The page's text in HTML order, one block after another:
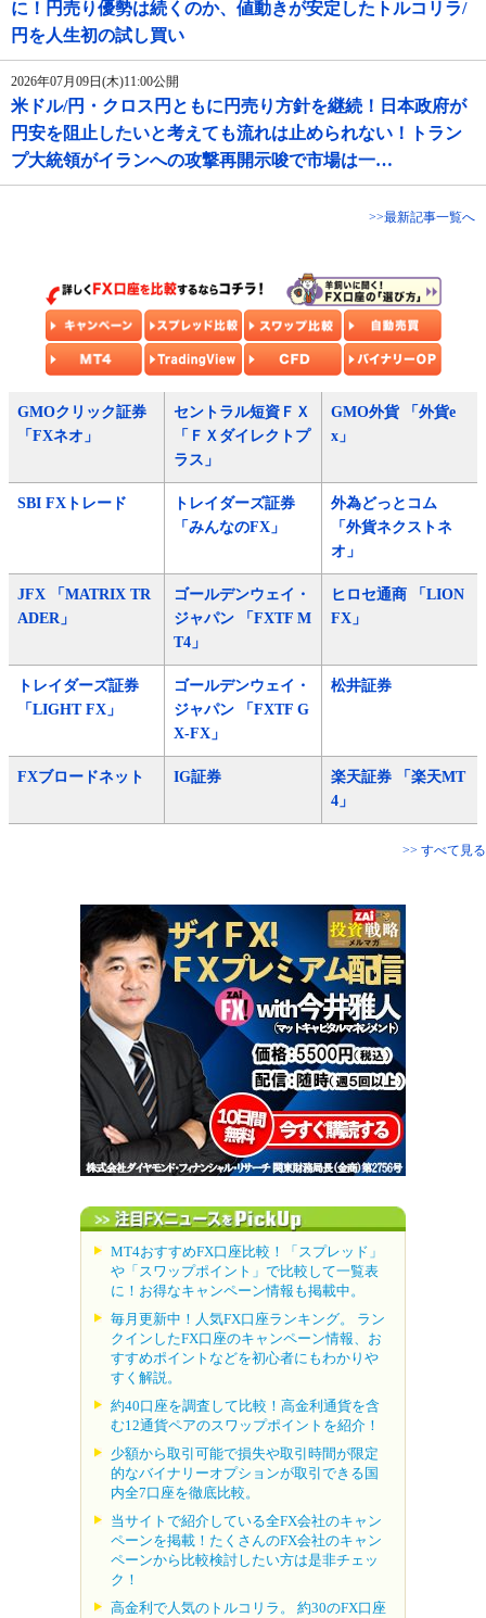
に！円売り優勢は続くのか、値動きが安定したトルコリラ/
円を人生初の試し買い
2026年07月09日(木)11:00公開
米ドル/円・クロス円ともに円売り方針を継続！日本政府が
円安を阻止したいと考えても流れは止められない！トラン
プ大統領がイランへの攻撃再開示唆で市場は一…
>>最新記事一覧へ
GMOクリック証券
「FXネオ」
セントラル短資ＦＸ
「ＦＸダイレクトプ
ラス」
GMO外貨 「外貨e
x」
SBI FXトレード
トレイダーズ証券
「みんなのFX」
外為どっとコム
「外貨ネクストネ
オ」
JFX 「MATRIX TR
ADER」
ゴールデンウェイ・
ジャパン 「FXTF M
T4」
ヒロセ通商 「LION
FX」
トレイダーズ証券
「LIGHT FX」
ゴールデンウェイ・
ジャパン 「FXTF G
X-FX」
松井証券
FXブロードネット IG証券
楽天証券 「楽天MT
4」
>> すべて見る
MT4おすすめFX口座比較！「スプレッド」
や「スワップポイント」で比較して一覧表
に！お得なキャンペーン情報も掲載中。
毎月更新中！人気FX口座ランキング。 ラン
クインしたFX口座のキャンペーン情報、お
すすめポイントなどを初心者にもわかりや
すく解説。
約40口座を調査して比較！高金利通貨を含
む12通貨ペアのスワップポイントを紹介！
少額から取引可能で損失や取引時間が限定
的なバイナリーオプションが取引できる国
内全7口座を徹底比較。
当サイトで紹介している全FX会社のキャン
ペーンを掲載！たくさんのFX会社のキャン
ペーンから比較検討したい方は是非チェッ
ク！
高金利で人気のトルコリラ。 約30のFX口座